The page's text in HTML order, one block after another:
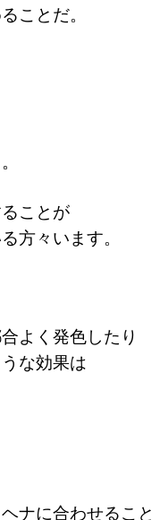
ことだ。
ことが
方々います。
よく発色したり
な効果は
ナに合わせること